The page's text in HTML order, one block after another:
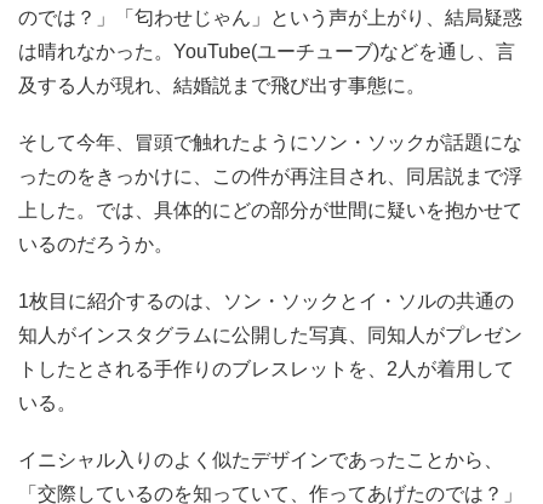
のでは？」「匂わせじゃん」という声が上がり、結局疑惑
は晴れなかった。YouTube(ユーチューブ)などを通し、言
及する人が現れ、結婚説まで飛び出す事態に。
そして今年、冒頭で触れたようにソン・ソックが話題にな
ったのをきっかけに、この件が再注目され、同居説まで浮
上した。では、具体的にどの部分が世間に疑いを抱かせて
いるのだろうか。
1枚目に紹介するのは、ソン・ソックとイ・ソルの共通の
知人がインスタグラムに公開した写真、同知人がプレゼン
トしたとされる手作りのブレスレットを、2人が着用して
いる。
イニシャル入りのよく似たデザインであったことから、
「交際しているのを知っていて、作ってあげたのでは？」